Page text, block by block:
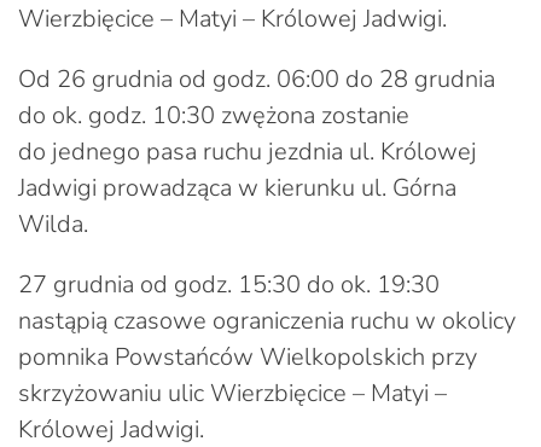
Wierzbięcice – Matyi – Królowej Jadwigi.
Od 26 grudnia od godz. 06:00 do 28 grudnia
do ok. godz. 10:30 zwężona zostanie
do jednego pasa ruchu jezdnia ul. Królowej
Jadwigi prowadząca w kierunku ul. Górna
Wilda.
27 grudnia od godz. 15:30 do ok. 19:30
nastąpią czasowe ograniczenia ruchu w okolicy
pomnika Powstańców Wielkopolskich przy
skrzyżowaniu ulic Wierzbięcice – Matyi –
Królowej Jadwigi.